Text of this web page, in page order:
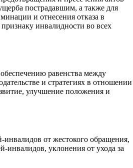
пострадавшим, а также для
и отнесения отказа в
инвалидности во всех
равенства между
и стратегиях в отношении
улучшение положения и
от жестокого обращения,
инвалидов, уклонения от ухода за